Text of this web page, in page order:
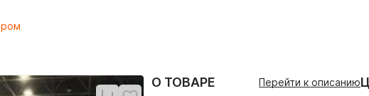
О ТОВАРЕ Перейти к описанию